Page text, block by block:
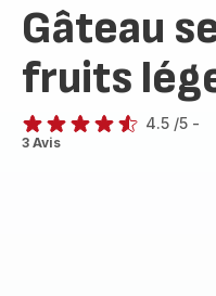
Gâteau
fruits
ratings.4.5
4.5 /5 -
3 Avis